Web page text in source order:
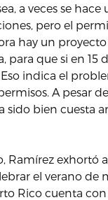
a veces se hace
pero el
hay un
para que si en 15
indica el
A pesar
sido bien cuesta
Ramírez exhortó
el verano de
Rico cuenta